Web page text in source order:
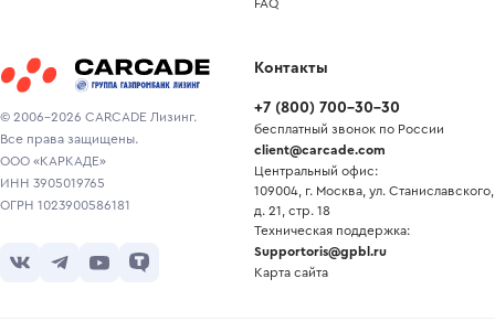
© 2006-2026 CARCADE Лизинг.
Все права защищены.
ООО «КАРКАДЕ»
ИНН 3905019765
ОГРН 1023900586181
FAQ
Контакты
+7 (800) 700-30-30
бесплатный звонок по России
client@carcade.com
Центральный офис:
109004, г. Москва, ул. Станиславского,
д. 21, стр. 18
Техническая поддержка:
Supportoris@gpbl.ru
Карта сайта